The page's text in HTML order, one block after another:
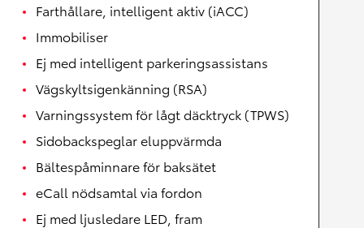
Farthållare, intelligent aktiv (iACC)
Immobiliser
Ej med intelligent parkeringsassistans
Vägskyltsigenkänning (RSA)
Varningssystem för lågt däcktryck (TPWS)
Sidobackspeglar eluppvärmda
Bältespåminnare för baksätet
eCall nödsamtal via fordon
Ej med ljusledare LED, fram